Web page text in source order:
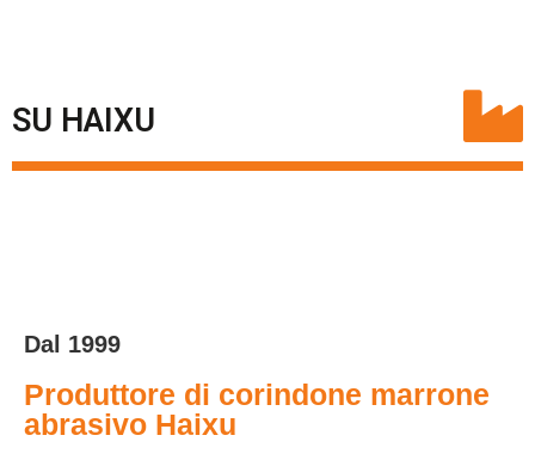
SU HAIXU
Dal 1999
Produttore di corindone marrone
abrasivo Haixu